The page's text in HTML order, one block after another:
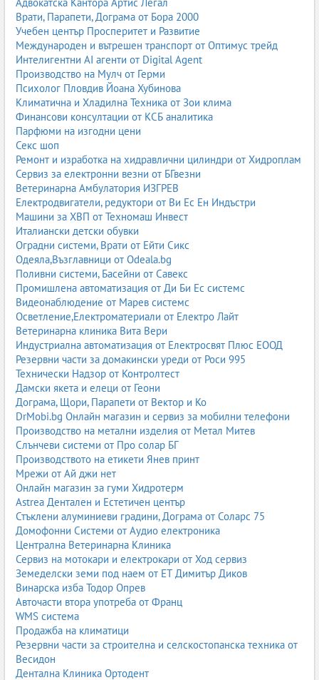
Адвокатска Кантора Артис Легал
Врати, Парапети, Дограма от Бора 2000
Учебен център Просперитет и Развитие
Международен и вътрешен транспорт от Оптимус трейд
Интелигентни AI агенти от Digital Agent
Производство на Мулч от Герми
Психолог Пловдив Йоана Хубинова
Климатична и Хладилна Техника от Зои клима
Финансови консултации от КСБ аналитика
Парфюми на изгодни цени
Секс шоп
Ремонт и изработка на хидравлични цилиндри от Хидроплам
Сервиз за електронни везни от БГвезни
Ветеринарна Амбулатория ИЗГРЕВ
Електродвигатели, редуктори от Ви Ес Ен Индъстри
Машини за ХВП от Техномаш Инвест
Италиански детски обувки
Оградни системи, Врати от Ейти Сикс
Одеяла,Възглавници от Odeala.bg
Поливни системи, Басейни от Савекс
Промишлена автоматизация от Ди Би Ес системс
Видеонаблюдение от Марев системс
Осветление,Електроматериали от Електро Лайт
Ветеринарна клиника Вита Вери
Индустриална автоматизация от Електросвят Плюс ЕООД
Резервни части за домакински уреди от Роси 995
Технически Надзор от Контролтест
Дамски якета и елеци от Геони
Дограма, Щори, Парапети от Вектор и Ко
DrMobi.bg Онлайн магазин и сервиз за мобилни телефони
Производство на метални изделия от Метал Митев
Слънчеви системи от Про солар БГ
Производството на етикети Янев принт
Мрежи от Ай джи нет
Онлайн магазин за гуми Хидротерм
Astrea Дентален и Естетичен център
Стъклени алуминиеви градини, Дограма от Соларс 75
Домофонни Системи от Аудио електроника
Централна Ветеринарна Клиника
Сервиз на мотокари и електрокари от Ход сервиз
Земеделски земи под наем от ЕТ Димитър Диков
Винарска изба Тодор Опрев
Авточасти втора употреба от Франц
WMS система
Продажба на климатици
Резервни части за строителна и селскостопанска техника от
Весидон
Дентална Клиника Ортодент